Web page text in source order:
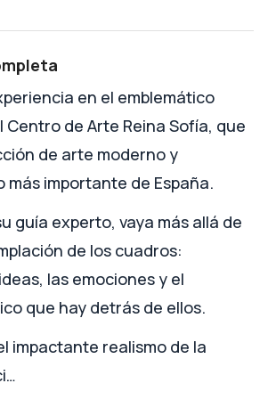
en el emblemático
Centro de Arte Reina Sofía, que
de arte moderno y
importante de España.
guía experto, vaya más allá de
de los cuadros:
las emociones y el
que hay detrás de ellos.
impactante realismo de la